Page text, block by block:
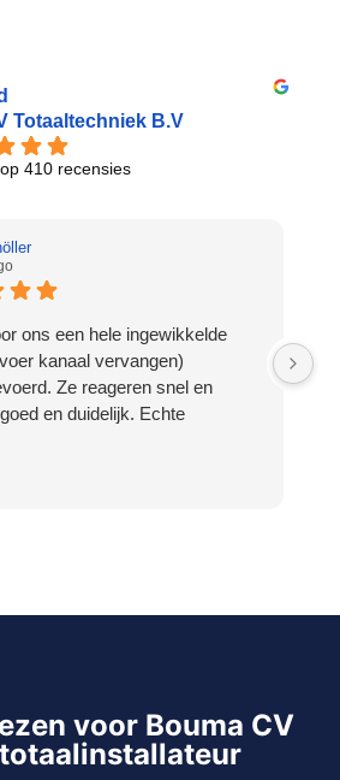
Totaaltechniek B.V
410 recensies
ons een hele ingewikkelde
kanaal vervangen)
Ze reageren snel en
en duidelijk. Echte
voor Bouma CV